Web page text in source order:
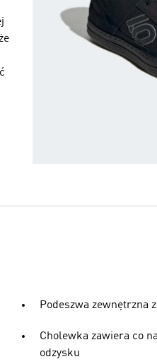
Podeszwa zewnętrzna
Cholewka zawiera co
odzysku